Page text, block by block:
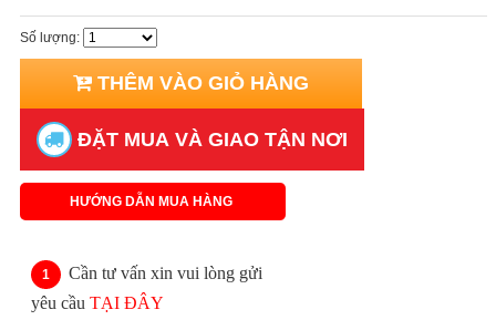
Số lượng:
THÊM VÀO GIỎ HÀNG
ĐẶT MUA VÀ GIAO TẬN NƠI
HƯỚNG DẪN MUA HÀNG
Cần tư vấn xin vui lòng gửi
yêu cầu TẠI ĐÂY